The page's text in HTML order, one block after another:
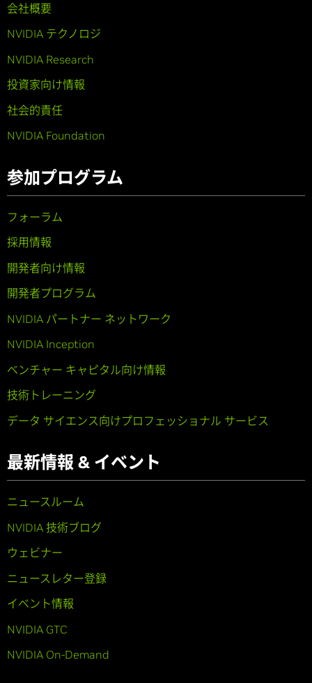
会社概要
NVIDIA テクノロジ
NVIDIA Research
投資家向け情報
社会的責任
NVIDIA Foundation
参加プログラム
フォーラム
採用情報
開発者向け情報
開発者プログラム
NVIDIA パートナー ネットワーク
NVIDIA Inception
ベンチャー キャピタル向け情報
技術トレーニング
データ サイエンス向けプロフェッショナル サービス
最新情報 & イベント
ニュースルーム
NVIDIA 技術ブログ
ウェビナー
ニュースレター登録
イベント情報
NVIDIA GTC
NVIDIA On-Demand